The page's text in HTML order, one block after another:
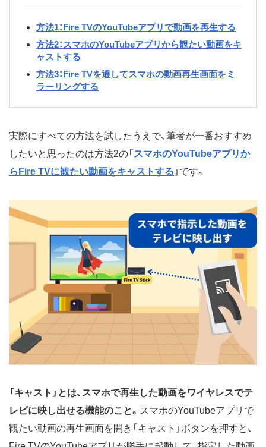
方法1：Fire TVのYouTubeアプリで動画を再生する
方法2：スマホのYouTubeアプリから観たい動画をキ
ャストする
方法3：Fire TVを通してスマホの動画再生画面をミ
ラーリングする
実際にすべての方法を試したうえで、筆者が一番おすすめ
したいと思ったのは方法2の「 スマホのYouTubeアプリか
らFire TVに観たい動画をキャストする 」です。
「キャスト」とは、スマホで再生した動画をワイヤレスでテ
レビに映し出せる機能のこと。 スマホのYouTubeアプリで
観たい動画の再生画面を開き「キャスト」ボタンを押すと、